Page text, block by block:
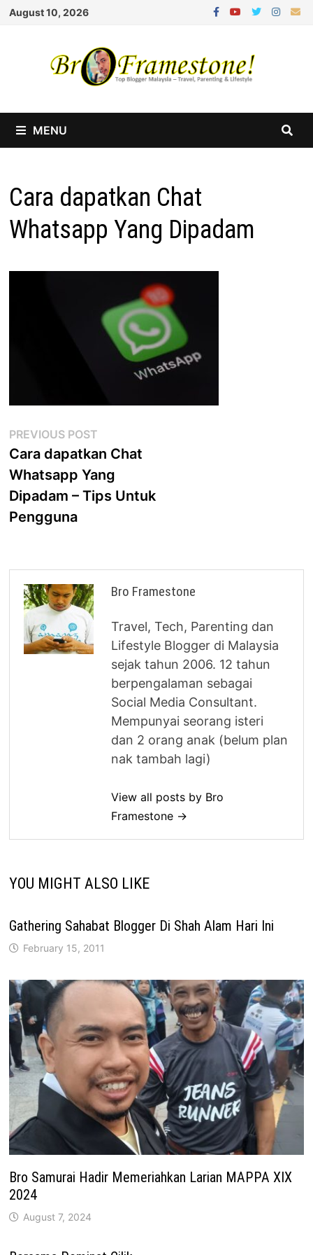
Skip
August 10, 2026
MENU
Cara dapatkan Chat
Whatsapp Yang Dipadam
Post
navigation
PREVIOUS POST
post:
Cara dapatkan Chat
Whatsapp Yang
Dipadam – Tips Untuk
Pengguna
Bro Framestone
Travel, Tech, Parenting dan
Lifestyle Blogger di Malaysia
sejak tahun 2006. 12 tahun
berpengalaman sebagai
Social Media Consultant.
Mempunyai seorang isteri
dan 2 orang anak (belum plan
nak tambah lagi)
View all posts by Bro
Framestone →
YOU MIGHT ALSO LIKE
Gathering Sahabat Blogger Di Shah Alam Hari Ini
February 15, 2011
Bro Samurai Hadir Memeriahkan Larian MAPPA XIX
2024
August 7, 2024